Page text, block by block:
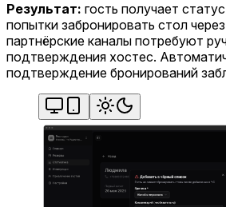
Результат: гость получает
попытки забронировать стол
партнёрские каналы потребуют
подтверждения хостес.
подтверждение бронирований